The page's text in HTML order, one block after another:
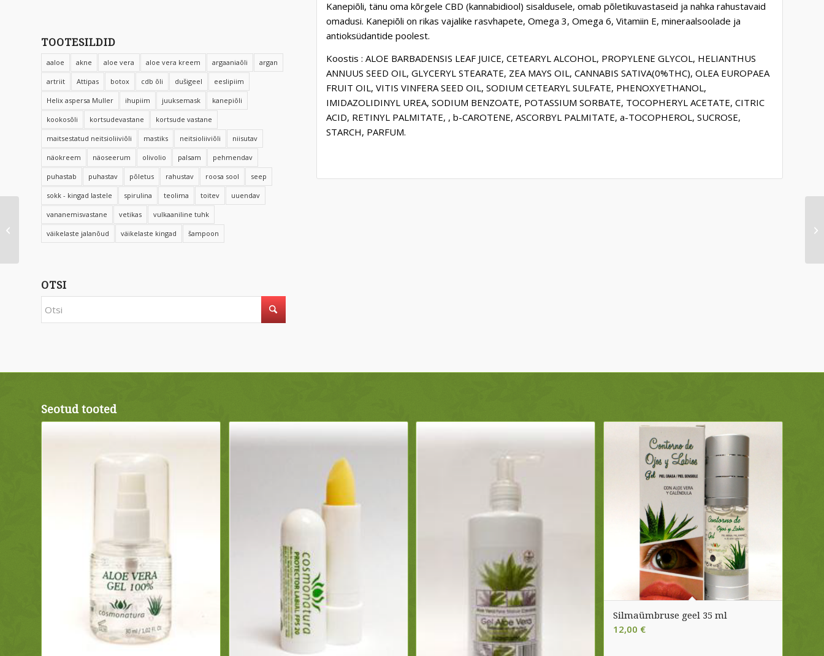
TOOTESILDID
aaloe akne aloe vera aloe vera kreem argaaniaõli argan
artriit Attipas botox cdb õli dušigeel eeslipiim
Helix aspersa Muller ihupiim juuksemask kanepiõli
kookosõli kortsudevastane kortsude vastane
maitsestatud neitsioliiviõli mastiks neitsioliiviõli niisutav
näokreem näoseerum olivolio palsam pehmendav
puhastab puhastav põletus rahustav roosa sool seep
sokk - kingad lastele spirulina teolima toitev uuendav
vananemisvastane vetikas vulkaaniline tuhk
väikelaste jalanõud väikelaste kingad šampoon
OTSI
Kanepiõli, tänu oma kõrgele CBD (kannabidiool) sisaldusele, omab põletikuvastaseid ja nahka rahustavaid
omadusi. Kanepiõli on rikas vajalike rasvhapete, Omega 3, Omega 6, Vitamiin E, mineraalsoolade ja
antioksüdantide poolest.
Koostis : ALOE BARBADENSIS LEAF JUICE, CETEARYL ALCOHOL, PROPYLENE GLYCOL, HELIANTHUS
ANNUUS SEED OIL, GLYCERYL STEARATE, ZEA MAYS OIL, CANNABIS SATIVA(0%THC), OLEA EUROPAEA
FRUIT OIL, VITIS VINFERA SEED OIL, SODIUM CETEARYL SULFATE, PHENOXYETHANOL,
IMIDAZOLIDINYL UREA, SODIUM BENZOATE, POTASSIUM SORBATE, TOCOPHERYL ACETATE, CITRIC
ACID, RETINYL PALMITATE, , b-CAROTENE, ASCORBYL PALMITATE, a-TOCOPHEROL, SUCROSE,
STARCH, PARFUM.
Seotud tooted
Silmaümbruse geel 35 ml
12,00 €
Sinise skorpioni
ekstratensor
näokreem 100 ml